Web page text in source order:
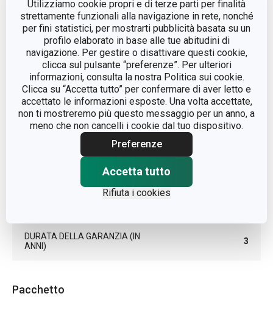
Utilizziamo cookie propri e di terze parti per finalità
strettamente funzionali alla navigazione in rete, nonché
per fini statistici, per mostrarti pubblicità basata su un
profilo elaborato in base alle tue abitudini di
navigazione. Per gestire o disattivare questi cookie,
clicca sul pulsante “preferenze”. Per ulteriori
informazioni, consulta la nostra Politica sui cookie.
Clicca su “Accetta tutto” per confermare di aver letto e
accettato le informazioni esposte. Una volta accettate,
non ti mostreremo più questo messaggio per un anno, a
meno che non cancelli i cookie dal tuo dispositivo.
Preferenze
Accetta tutto
Rifiuta i cookies
CATEGORIA
cucina
LINEA DI PRODOTTO FlexiSPACE
MATERIALE plastica
TIPO utensile
LAVAGGIO IN LAVASTOVIGLIE
DURATA DELLA GARANZIA (IN
ANNI)
3
Pacchetto